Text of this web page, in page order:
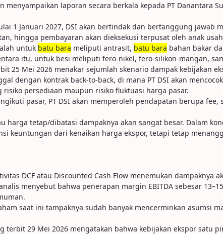
laporan secara berkala kepada PT Danantara
1 Januari 2027, DSI akan bertindak dan bertanggung jawab
hingga pembayaran akan dieksekusi terpusat oleh anak
untuk batu bara meliputi antrasit, batu bara bahan bakar
itu, untuk besi meliputi fero-nikel, fero-silikon-mangan,
25 Mei 2026 menakar sejumlah skenario dampak kebijakan
dengan kontrak back-to-back, di mana PT DSI akan
persediaan maupun risiko fluktuasi harga pasar.
pasar, PT DSI akan memperoleh pendapatan berupa
harga tetap/dibatasi dampaknya akan sangat besar. Dalam
keuntungan dari kenaikan harga ekspor, tetapi tetap
DCF atau Discounted Cash Flow menemukan dampaknya
menyebut bahwa penerapan margin EBITDA sebesar
saat ini tampaknya sudah banyak mencerminkan
terbit 29 Mei 2026 mengatakan bahwa kebijakan ekspor satu